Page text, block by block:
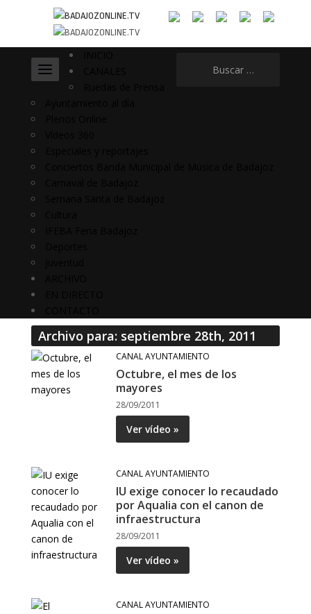
Archivo para: septiembre 28th, 2011
CANAL AYUNTAMIENTO
Octubre, el mes de los
mayores
28/09/2011
Ver vídeo »
CANAL AYUNTAMIENTO
IU exige conocer lo recaudado
por Aqualia con el canon de
infraestructura
28/09/2011
Ver vídeo »
CANAL AYUNTAMIENTO